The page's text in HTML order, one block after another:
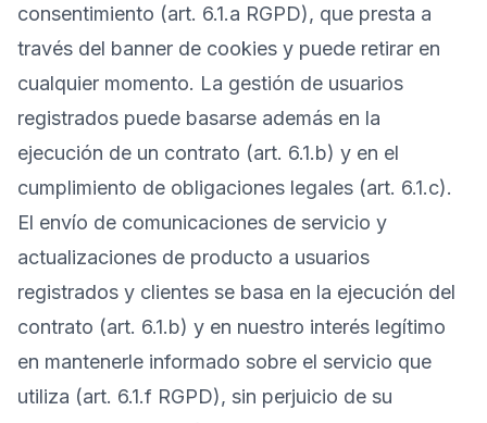
consentimiento (art. 6.1.a RGPD), que presta a
través del banner de cookies y puede retirar en
cualquier momento. La gestión de usuarios
registrados puede basarse además en la
ejecución de un contrato (art. 6.1.b) y en el
cumplimiento de obligaciones legales (art. 6.1.c).
El envío de comunicaciones de servicio y
actualizaciones de producto a usuarios
registrados y clientes se basa en la ejecución del
contrato (art. 6.1.b) y en nuestro interés legítimo
en mantenerle informado sobre el servicio que
utiliza (art. 6.1.f RGPD), sin perjuicio de su